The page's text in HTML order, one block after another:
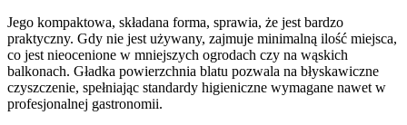
Jego kompaktowa, składana forma, sprawia, że jest bardzo
praktyczny. Gdy nie jest używany, zajmuje minimalną ilość miejsca,
co jest nieocenione w mniejszych ogrodach czy na wąskich
balkonach. Gładka powierzchnia blatu pozwala na błyskawiczne
czyszczenie, spełniając standardy higieniczne wymagane nawet w
profesjonalnej gastronomii.